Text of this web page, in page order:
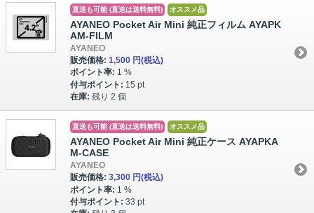
直送も可能 (直送は送料無料) オススメ品
AYANEO Pocket Air Mini 純正フィルム AYAPK
AM-FILM
AYANEO
販売価格: 1,500 円(税込)
ポイント率: 1 %
付与ポイント: 15 pt
在庫: 残り 2 個
直送も可能 (直送は送料無料) オススメ品
AYANEO Pocket Air Mini 純正ケース AYAPKA
M-CASE
AYANEO
販売価格: 3,300 円(税込)
ポイント率: 1 %
付与ポイント: 33 pt